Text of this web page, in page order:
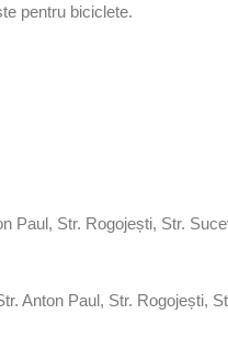
pentru biciclete.
Paul, Str. Rogojești, Str.
Anton Paul, Str. Rogojești,